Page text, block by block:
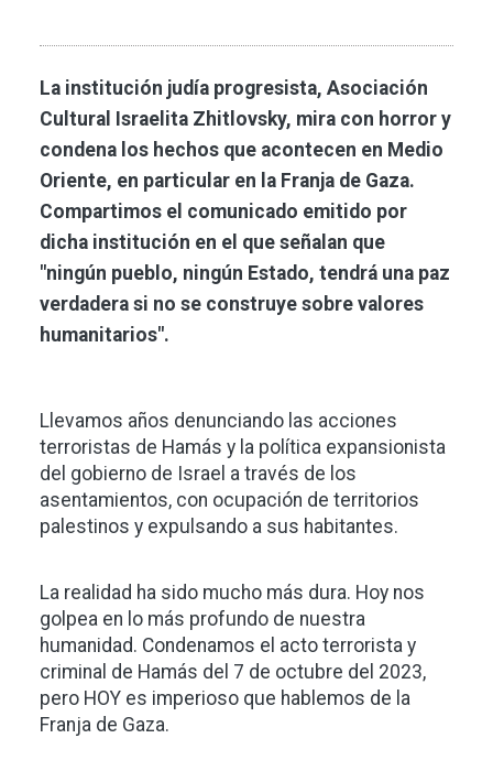
La institución judía progresista, Asociación
Cultural Israelita Zhitlovsky, mira con horror y
condena los hechos que acontecen en Medio
Oriente, en particular en la Franja de Gaza.
Compartimos el comunicado emitido por
dicha institución en el que señalan que
"ningún pueblo, ningún Estado, tendrá una paz
verdadera si no se construye sobre valores
humanitarios".
Llevamos años denunciando las acciones
terroristas de Hamás y la política expansionista
del gobierno de Israel a través de los
asentamientos, con ocupación de territorios
palestinos y expulsando a sus habitantes.
La realidad ha sido mucho más dura. Hoy nos
golpea en lo más profundo de nuestra
humanidad. Condenamos el acto terrorista y
criminal de Hamás del 7 de octubre del 2023,
pero HOY es imperioso que hablemos de la
Franja de Gaza.